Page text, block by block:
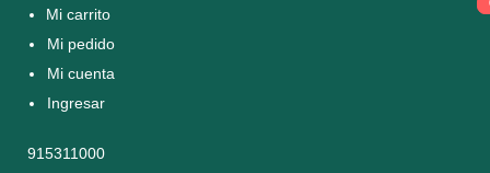
Mi carrito
Mi pedido
Mi cuenta
Ingresar
915311000